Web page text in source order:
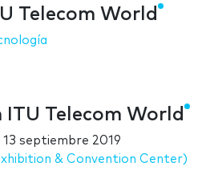
Telecom World
ITU Telecom World
13 septiembre 2019
& Convention Center)